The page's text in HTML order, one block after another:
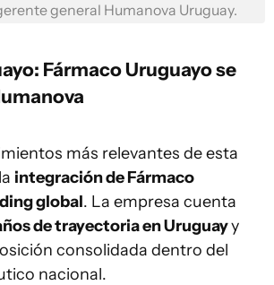
general Humanova Uruguay.
Fármaco Uruguayo se
más relevantes de esta
integración de Fármaco
global. La empresa cuenta
de trayectoria en Uruguayy
consolidada dentro del
nacional.